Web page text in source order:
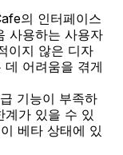
의 인터페이스
사용하는 사용자
이지 않은 디자
어려움을 겪게
기능이 부족하
계가 있을 수 있
베타 상태에 있